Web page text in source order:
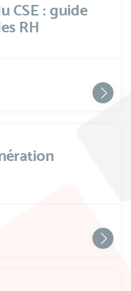
CSE : guide
RH